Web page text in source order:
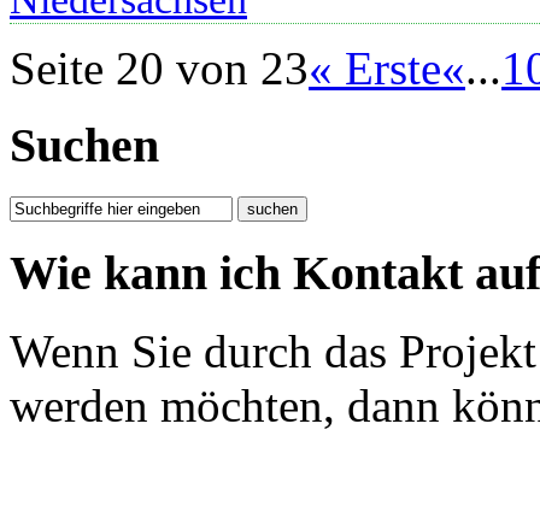
Seite 20 von 23« Erste«...
Suchen
Wie kann ich Kontakt
Wenn Sie durch das
werden möchten, dann